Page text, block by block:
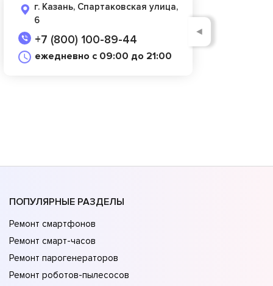
г. Казань, Спартаковская улица,
6
+7 (800) 100-89-44
ежедневно с 09:00 до 21:00
◄
ПОПУЛЯРНЫЕ РАЗДЕЛЫ
Ремонт смартфонов
Ремонт смарт-часов
Ремонт парогенераторов
Ремонт роботов-пылесосов